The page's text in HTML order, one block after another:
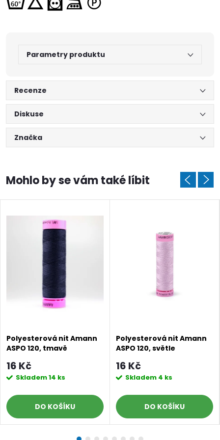
Parametry produktu
Recenze
Diskuse
Značka
Polyesterová nit Amann
ASPO 120, tmavě
100 m
16 Kč
Skladem14 ks
DO KOŠÍKU
Polyesterová nit Amann
ASPO 120, světle
100 m
16 Kč
Skladem 4 ks
DO KOŠÍKU